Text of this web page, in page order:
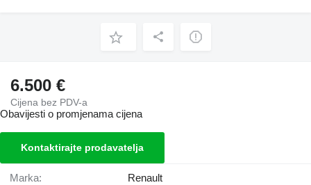
6.500 €
Cijena bez PDV-a
Obavijesti o promjenama cijena
Kontaktirajte prodavatelja
Marka: Renault